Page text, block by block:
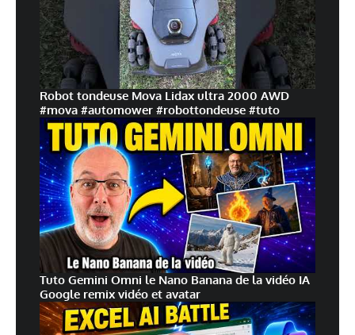
Robot tondeuse Mova Lidax ultra 2000 AWD
#mova #automower #robottondeuse #tuto
Tuto Gemini Omni le Nano Banana de la vidéo IA
Google remix vidéo et avatar